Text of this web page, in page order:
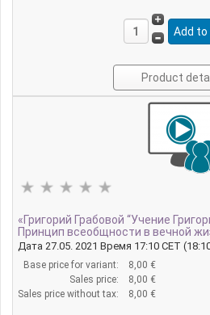
Product
«Григорий Грабовой “Учение
Принцип всеобщности в вечной
Дата 27.05. 2021 Время 17:10 CET
Base price for variant:
8,00 €
Sales price:
8,00 €
Sales price without tax:
8,00 €